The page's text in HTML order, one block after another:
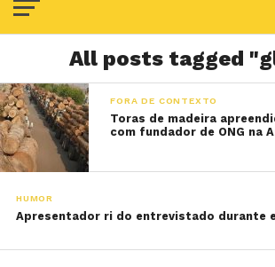
All posts tagged
FORA DE CONTEXTO
Toras de madeira
com fundador de ONG na
HUMOR
Apresentador ri do entrevistado durante